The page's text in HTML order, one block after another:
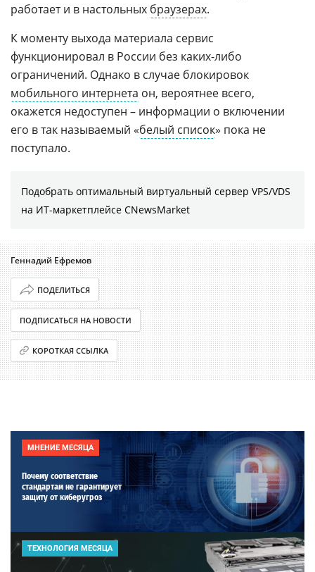
работает и в настольных браузерах.
К моменту выхода материала сервис
функционировал в России без каких-либо
ограничений. Однако в случае блокировок
мобильного интернета он, вероятнее всего,
окажется недоступен – информации о включении
его в так называемый «белый список» пока не
поступало.
Подобрать оптимальный виртуальный сервер VPS/VDS
на ИТ-маркетплейсе CNewsMarket
Геннадий Ефремов
ПОДЕЛИТЬСЯ
ПОДПИСАТЬСЯ НА НОВОСТИ
КОРОТКАЯ ССЫЛКА
МНЕНИЕ МЕСЯЦА
Почему соответствие
стандартам не гарантирует
защиту от киберугроз
ТЕХНОЛОГИЯ МЕСЯЦА